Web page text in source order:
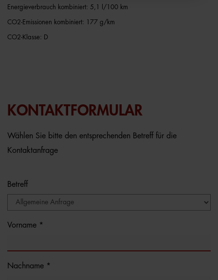
Energieverbrauch kombiniert: 5,1 l/100 km
CO2-Emissionen kombiniert: 177 g/km
CO2-Klasse: D
KONTAKTFORMULAR
Wählen Sie bitte den entsprechenden Betreff für die
Kontaktanfrage
Betreff
Vorname *
Nachname *